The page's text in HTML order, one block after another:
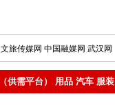
旅传媒网 中国融媒网 武汉网
供需平台） 用品 汽车 服装